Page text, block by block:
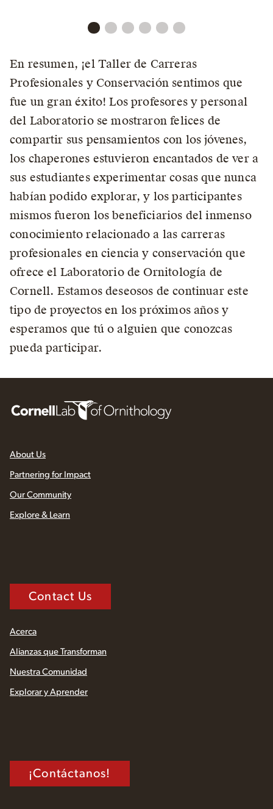
En resumen, ¡el Taller de Carreras
Profesionales y Conservación sentimos que
fue un gran éxito! Los profesores y personal
del Laboratorio se mostraron felices de
compartir sus pensamientos con los jóvenes,
los chaperones estuvieron encantados de ver a
sus estudiantes experimentar cosas que nunca
habían podido explorar, y los participantes
mismos fueron los beneficiarios del inmenso
conocimiento relacionado a las carreras
profesionales en ciencia y conservación que
ofrece el Laboratorio de Ornitología de
Cornell. Estamos deseosos de continuar este
tipo de proyectos en los próximos años y
esperamos que tú o alguien que conozcas
pueda participar.
About Us
Partnering for Impact
Our Community
Explore & Learn
Contact Us
Acerca
Alianzas que Transforman
Nuestra Comunidad
Explorar y Aprender
¡Contáctanos!